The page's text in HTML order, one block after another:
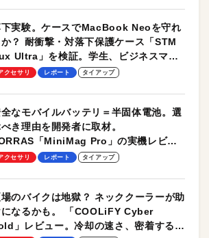
実験。ケースでMacBook Neoを守れ
か？ 耐衝撃・対落下保護ケース「STM
Ultra」を検証。学生、ビジネスマン
バイルユースに最適！
クセサリ レポート タイアップ
なモバイルバッテリ＝半固体電池。選
き理由を開発者に取材。
「MiniMag Pro」の実機レビュ
クセサリ レポート タイアップ
のバイクは地獄？ ネッククーラーが助
になるかも。 「COOLiFY Cyber
」レビュー。冷却の速さ、密着する冷